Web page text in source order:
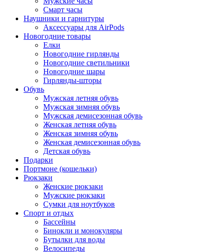
Смарт часы
Наушники и гарнитуры
Аксессуары для AirPods
Новогодние товары
Елки
Новогодние гирлянды
Новогодние светильники
Новогодние шары
Гирлянды-шторы
Обувь
Мужская летняя обувь
Мужская зимняя обувь
Мужская демисезонная обувь
Женская летняя обувь
Женская зимняя обувь
Женская демисезонная обувь
Детская обувь
Подарки
Портмоне (кошельки)
Рюкзаки
Женские рюкзаки
Мужские рюкзаки
Сумки для ноутбуков
Спорт и отдых
Бассейны
Бинокли и монокуляры
Бутылки для воды
Велосипеды